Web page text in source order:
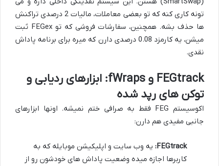
تونه کاری کنه که تو بعضی معاملات، مالیات 2 درصدی تراکنش
ها حذف بشه. همچنین، سفارشات فروشی که تو FEGex ثبت
میشن، یه کارمزد 0.08 درصدی دارن که میره برای برنامه پاداش
نقدی.
FEGtrack و fWraps: ابزارهای ردیابی و
توکن های رپد شده
اکوسیستم FEG فقط به صرافی ختم نمیشه. اونها ابزارهای
جانبی مفیدی هم دارن:
FEGtrack: یه وب سایت و اپلیکیشن موبایله که به
کاربرها اجازه میده وضعیت پاداش های خودشون رو از